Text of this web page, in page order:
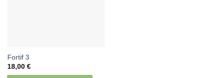
Fortif 3
18,00 €